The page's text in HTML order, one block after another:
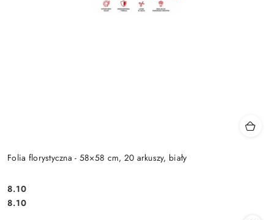
Folia florystyczna - 58×58 cm, 20 arkuszy, biały
Cena:
8.10
Cena:
8.10